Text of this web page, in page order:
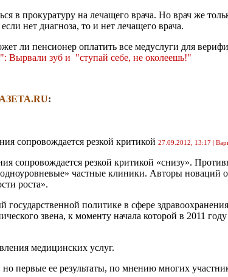
в прокуратуру на лечащего врача. Но врач же
нет диагноза, то и нет лечащего врача.
ли пенсионер оплатить все медуслуги для
Вырвали зуб и "ступай себе, не околеешь!"
RU:
сопровождается резкой критикой 27.09.2012, 13:17 |
сопровождается резкой критикой «снизу».
частные клиники. Авторы новаций
роста».
политике в сфере
звена, к моменту начала которой в 2011
медицинских услуг.
первые ее результаты, по мнению многих